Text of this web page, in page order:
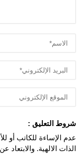
شروط التعليق :
عدم الإساءة للكاتب أو
الذات الالهية.